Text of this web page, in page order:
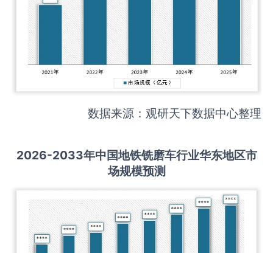
数据来源：观研天下数据中心整理
2026-2033年中国地铁铣磨车行业华东地区市
场规模预测